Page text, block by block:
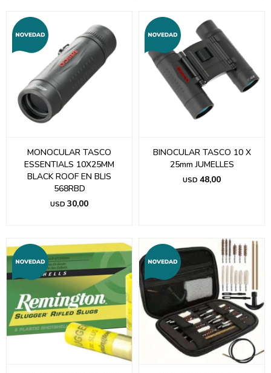
MONOCULAR TASCO
ESSENTIALS 10X25MM
BLACK ROOF EN BLIS
568RBD
USD 30,00
BINOCULAR TASCO 10 X
25mm JUMELLES
USD 48,00